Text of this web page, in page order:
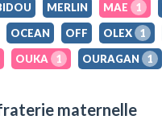
MERLIN MAE 1
OCEAN OFF OLEX 1
OUKA 1 OURAGAN 1
maternelle